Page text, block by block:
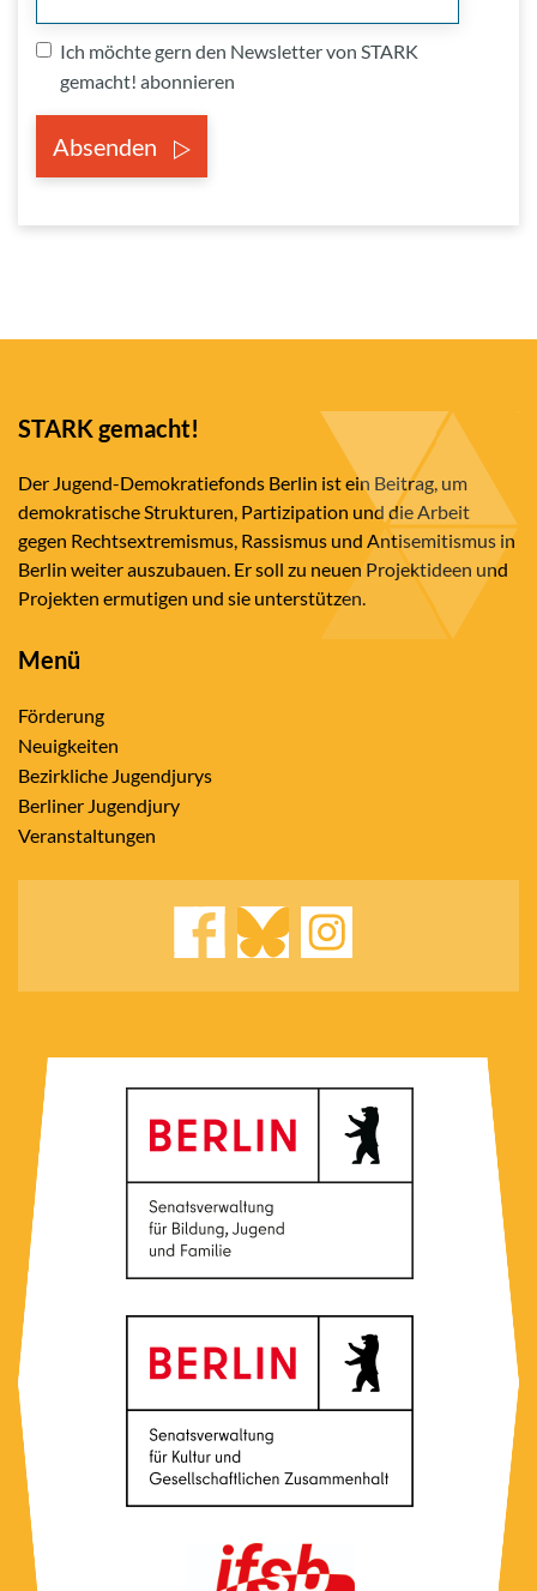
Ich möchte gern den Newsletter von STARK
gemacht! abonnieren
Absenden
STARK gemacht!
Der Jugend-Demokratiefonds Berlin ist ein Beitrag, um
demokratische Strukturen, Partizipation und die Arbeit
gegen Rechtsextremismus, Rassismus und Antisemitismus in
Berlin weiter auszubauen. Er soll zu neuen Projektideen und
Projekten ermutigen und sie unterstützen.
Menü
Förderung
Neuigkeiten
Bezirkliche Jugendjurys
Berliner Jugendjury
Veranstaltungen